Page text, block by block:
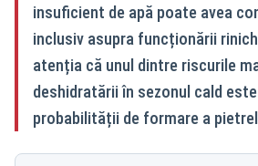
insuficient de apă poate avea
inclusiv asupra funcționării
atenția că unul dintre riscurile
deshidratării în sezonul cald
probabilității de formare a